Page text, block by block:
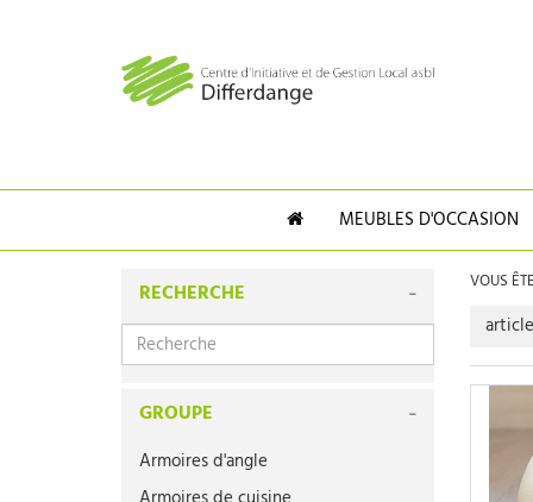
MEUBLES D'OCCASION
RECHERCHE
GROUPE
Armoires d'angle
VOUS